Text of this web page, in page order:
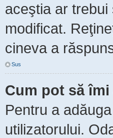
aceştia ar
modificat.
cineva a
Sus
Cum pot să
Pentru a
utilizatorului.